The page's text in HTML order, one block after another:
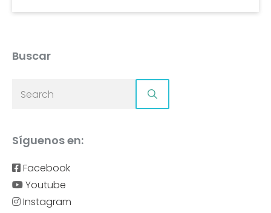
Buscar
Síguenos en:
Facebook
Youtube
Instagram